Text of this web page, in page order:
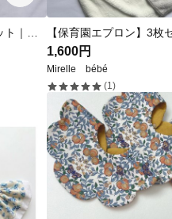
【保育園エプロン】3枚セット｜ふわふわ素材｜入園準備・洗い替えに◎｜シンプルデザイン｜お食事エプロン
1,600円
Mirelle bébé
(1)